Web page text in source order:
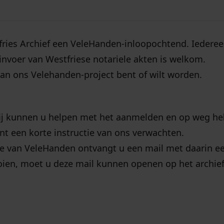
Archief een VeleHanden-inloopochtend.
van Westfriese notariele akten is welkom.
ons Velehanden-project bent of wilt worden.
u helpen met het aanmelden en op weg
een korte instructie van ons verwachten.
van VeleHanden ontvangt u een mail met daarin
moet u deze mail kunnen openen op het